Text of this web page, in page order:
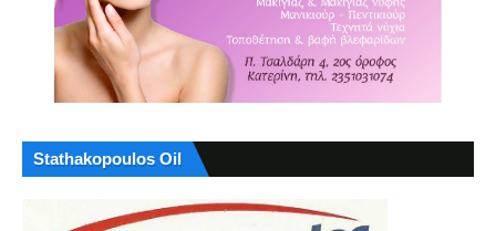
Stathakopoulos Oil